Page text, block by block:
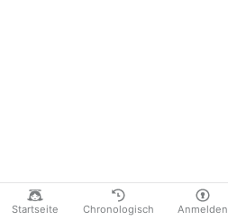
Startseite Chronologisch Anmelden